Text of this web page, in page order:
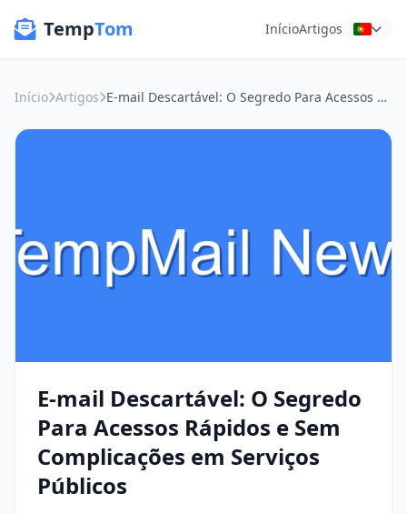
TempTom InícioArtigos
Início Artigos E-mail Descartável: O Segredo Para Acessos Rápidos e Sem Complicações em Serviços Públicos
E-mail Descartável: O Segredo
Para Acessos Rápidos e Sem
Complicações em Serviços
Públicos